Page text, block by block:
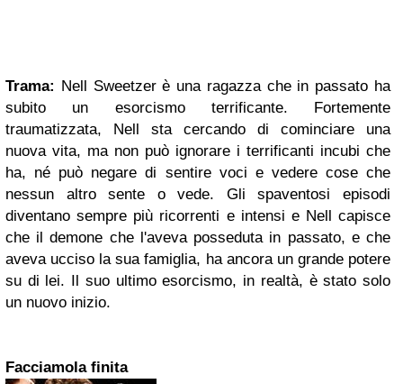
Trama: Nell Sweetzer è una ragazza che in passato ha
subito un esorcismo terrificante. Fortemente
traumatizzata, Nell sta cercando di cominciare una
nuova vita, ma non può ignorare i terrificanti incubi che
ha, né può negare di sentire voci e vedere cose che
nessun altro sente o vede. Gli spaventosi episodi
diventano sempre più ricorrenti e intensi e Nell capisce
che il demone che l'aveva posseduta in passato, e che
aveva ucciso la sua famiglia, ha ancora un grande potere
su di lei. Il suo ultimo esorcismo, in realtà, è stato solo
un nuovo inizio.
Facciamola finita